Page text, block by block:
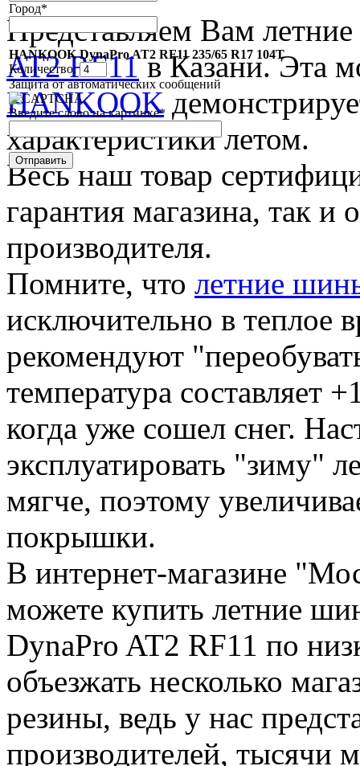
Город*
HANKOOK DynaPro AT2 RF11 235/65 R17 104T
Количество:
Защита от автоматических сообщений
Введите слово на картинке*
Представляем Вам
AT2 RF11в Казани. Эта
HANKOOK
характеристики летом.
Весь наш товар
гарантия магазина, так и
производителя.
Помните, что летние
исключительно в теплое
рекомендуют
температура составляет
когда уже сошел снег.
эксплуатировать "зиму"
мягче, поэтому
покрышки.
В интернет-магазине
можете купить летние
DynaPro AT2 RF11 по
объезжать несколько
резины, ведь у нас
производителей, тысячи